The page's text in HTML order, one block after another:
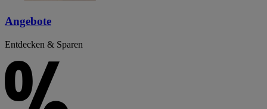
Angebote
Entdecken & Sparen